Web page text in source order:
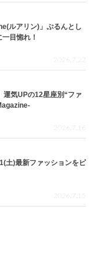
ルアリン)」ぷるんとし
目惚れ！
2026.7.22
運気UPの12星座別“ファ
2026.7.16
土)最新ファッションをピ
2026.7.15